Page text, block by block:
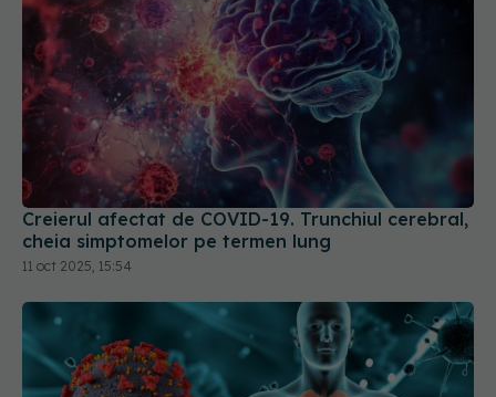
Creierul afectat de COVID-19. Trunchiul cerebral,
cheia simptomelor pe termen lung
11 oct 2025, 15:54